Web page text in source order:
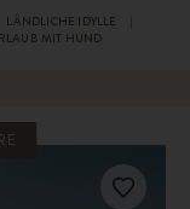
LÄNDLICHE IDYLLE
MIT HUND